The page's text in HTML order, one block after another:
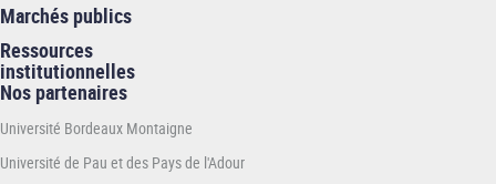
Marchés publics
Ressources
institutionnelles
Nos partenaires
Université Bordeaux Montaigne
Université de Pau et des Pays de l'Adour